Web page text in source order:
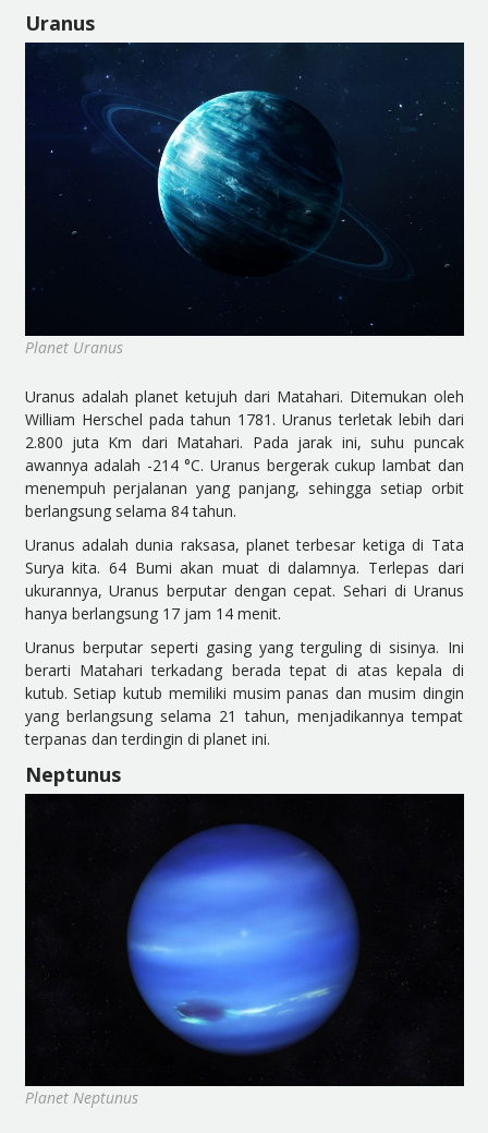
Uranus
Planet Uranus
Uranus adalah planet ketujuh dari Matahari. Ditemukan oleh
William Herschel pada tahun 1781. Uranus terletak lebih dari
2.800 juta Km dari Matahari. Pada jarak ini, suhu puncak
awannya adalah -214 °C. Uranus bergerak cukup lambat dan
menempuh perjalanan yang panjang, sehingga setiap orbit
berlangsung selama 84 tahun.
Uranus adalah dunia raksasa, planet terbesar ketiga di Tata
Surya kita. 64 Bumi akan muat di dalamnya. Terlepas dari
ukurannya, Uranus berputar dengan cepat. Sehari di Uranus
hanya berlangsung 17 jam 14 menit.
Uranus berputar seperti gasing yang terguling di sisinya. Ini
berarti Matahari terkadang berada tepat di atas kepala di
kutub. Setiap kutub memiliki musim panas dan musim dingin
yang berlangsung selama 21 tahun, menjadikannya tempat
terpanas dan terdingin di planet ini.
Neptunus
Planet Neptunus